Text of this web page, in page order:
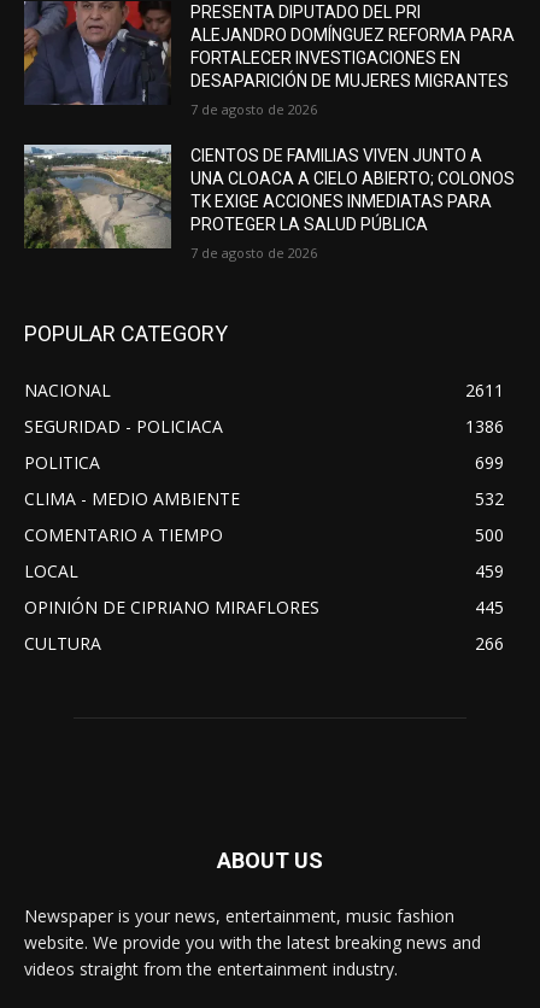
PRESENTA DIPUTADO DEL PRI
ALEJANDRO DOMÍNGUEZ REFORMA PARA
FORTALECER INVESTIGACIONES EN
DESAPARICIÓN DE MUJERES MIGRANTES
7 de agosto de 2026
CIENTOS DE FAMILIAS VIVEN JUNTO A
UNA CLOACA A CIELO ABIERTO; COLONOS
TK EXIGE ACCIONES INMEDIATAS PARA
PROTEGER LA SALUD PÚBLICA
7 de agosto de 2026
POPULAR CATEGORY
NACIONAL
2611
SEGURIDAD - POLICIACA
1386
POLITICA
699
CLIMA - MEDIO AMBIENTE
532
COMENTARIO A TIEMPO
500
LOCAL
459
OPINIÓN DE CIPRIANO MIRAFLORES
445
CULTURA
266
ABOUT US
Newspaper is your news, entertainment, music fashion
website. We provide you with the latest breaking news and
videos straight from the entertainment industry.